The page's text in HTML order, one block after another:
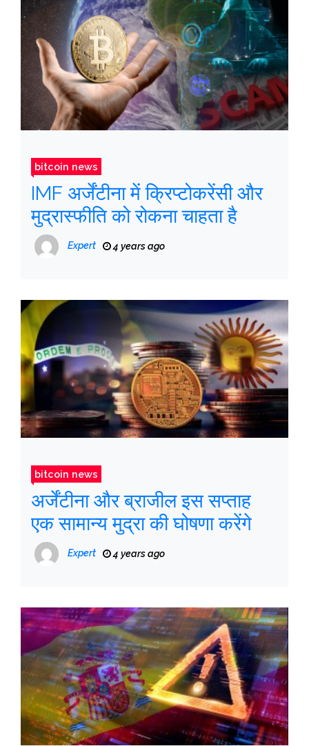
bitcoin news
IMF अर्जेंटीना में क्रिप्टोकरेंसी और
मुद्रास्फीति को रोकना चाहता है
Expert 4 years ago
bitcoin news
अर्जेंटीना और ब्राजील इस सप्ताह
एक सामान्य मुद्रा की घोषणा करेंगे
Expert 4 years ago